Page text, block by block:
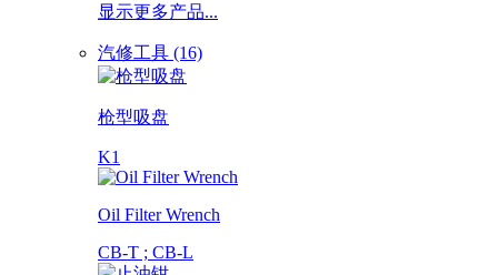
显示更多产品...
汽修工具 (16)
枪型吸盘
K1
Oil Filter Wrench
CB-T ; CB-L